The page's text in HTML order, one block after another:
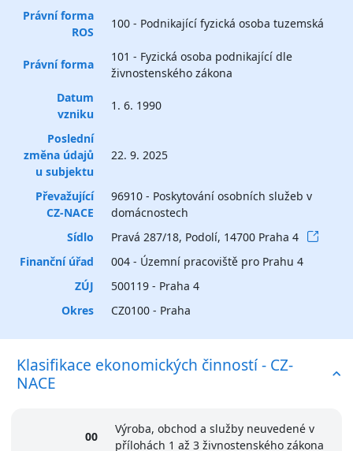
Právní forma
ROS
100 - Podnikající fyzická osoba tuzemská
Právní forma
101 - Fyzická osoba podnikající dle
živnostenského zákona
Datum
vzniku
1. 6. 1990
Poslední
změna údajů
u subjektu
22. 9. 2025
Převažující
CZ-NACE
96910 - Poskytování osobních služeb v
domácnostech
Sídlo
Pravá 287/18, Podolí, 14700 Praha 4
Finanční úřad
004 - Územní pracoviště pro Prahu 4
ZÚJ
500119 - Praha 4
Okres
CZ0100 - Praha
Klasifikace ekonomických činností - CZ-
NACE
00
Výroba, obchod a služby neuvedené v
přílohách 1 až 3 živnostenského zákona